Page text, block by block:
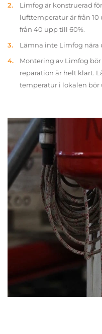
Limfog är konstruerad
lufttemperatur är från
från 40 upp till 60%.
Lämna inte Limfog
Montering av Limfog
reparation är helt klart.
temperatur i lokalen bör